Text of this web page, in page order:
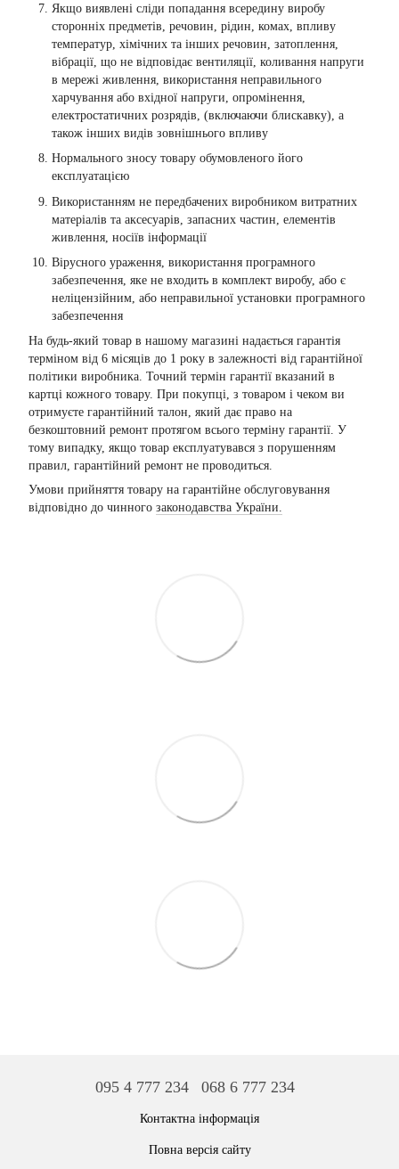
Якщо виявлені сліди попадання всередину виробу
сторонніх предметів, речовин, рідин, комах, впливу
температур, хімічних та інших речовин, затоплення,
вібрації, що не відповідає вентиляції, коливання напруги
в мережі живлення, використання неправильного
харчування або вхідної напруги, опромінення,
електростатичних розрядів, (включаючи блискавку), а
також інших видів зовнішнього впливу
Нормального зносу товару обумовленого його
експлуатацією
Використанням не передбачених виробником витратних
матеріалів та аксесуарів, запасних частин, елементів
живлення, носіїв інформації
Вірусного ураження, використання програмного
забезпечення, яке не входить в комплект виробу, або є
неліцензійним, або неправильної установки програмного
забезпечення
На будь-який товар в нашому магазині надається гарантія
терміном від 6 місяців до 1 року в залежності від гарантійної
політики виробника. Точний термін гарантії вказаний в
картці кожного товару. При покупці, з товаром і чеком ви
отримуєте гарантійний талон, який дає право на
безкоштовний ремонт протягом всього терміну гарантії. У
тому випадку, якщо товар експлуатувався з порушенням
правил, гарантійний ремонт не проводиться.
Умови прийняття товару на гарантійне обслуговування
відповідно до чинного законодавства України.
095 4 777 234 068 6 777 234
Контактна інформація
Повна версія сайту